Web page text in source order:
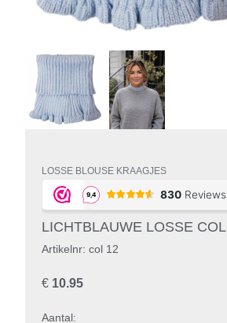
LOSSE BLOUSE KRAAGJES
LICHTBLAUWE LOSSE COL
Artikelnr: col 12
€ 10.95
Aantal: